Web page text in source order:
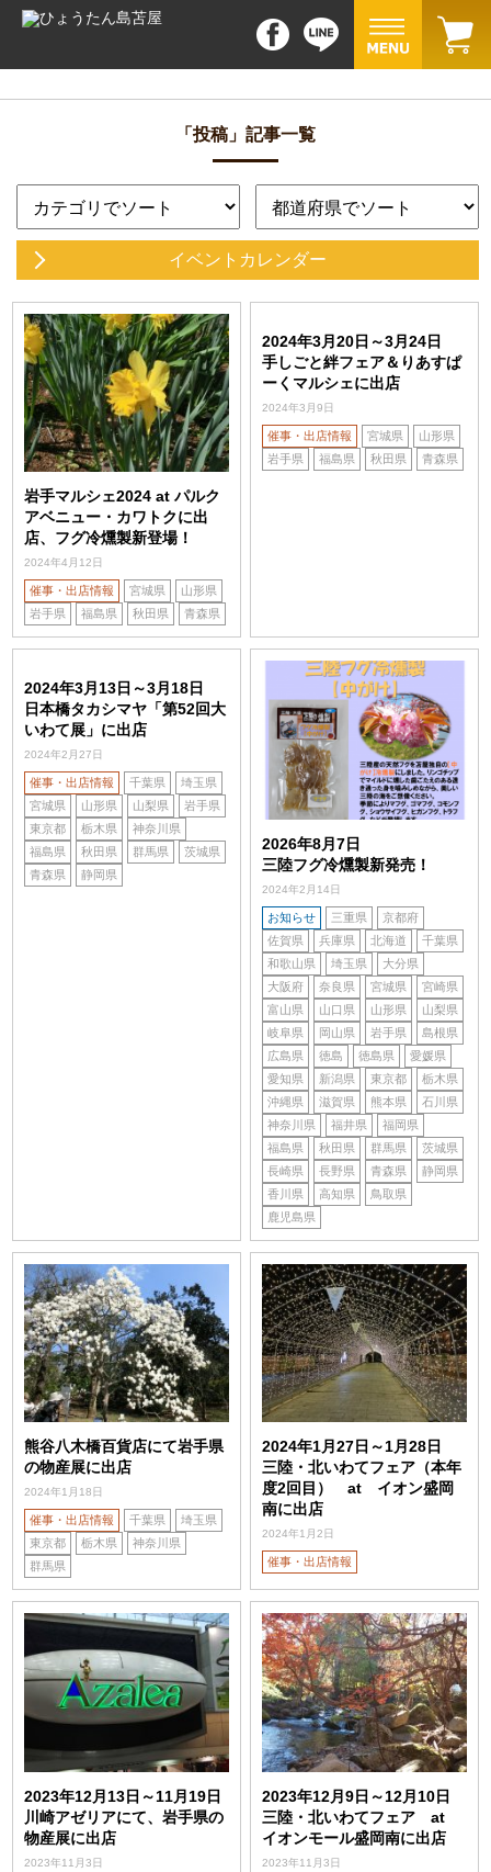
「投稿」記事一覧
イベントカレンダー
岩手マルシェ2024 at パルク
アベニュー・カワトクに出
店、フグ冷燻製新登場！
2024年4月12日
催事・出店情報 宮城県
山形県
岩手県
福島県 秋田県 青森県
2024年3月20日～3月24日
手しごと絆フェア＆りあすぱ
ーくマルシェに出店
2024年3月9日
催事・出店情報 宮城県
山形県
岩手県
福島県 秋田県 青森県
2024年3月13日～3月18日
日本橋タカシマヤ「第52回大
いわて展」に出店
2024年2月27日
催事・出店情報 千葉県
埼玉県
宮城県
山形県 山梨県
岩手県
東京都
栃木県
神奈川県
福島県
秋田県 群馬県
茨城県
青森県
静岡県
2026年8月7日
三陸フグ冷燻製新発売！
2024年2月14日
お知らせ 三重県
京都府
佐賀県
兵庫県 北海道
千葉県
和歌山県
埼玉県
大分県
大阪府
奈良県 宮城県
宮崎県
富山県
山口県 山形県
山梨県
岐阜県
岡山県 岩手県
島根県
広島県
徳島 徳島県
愛媛県
愛知県
新潟県 東京都
栃木県
沖縄県
滋賀県 熊本県
石川県
神奈川県
福井県
福岡県
福島県
秋田県 群馬県
茨城県
長崎県
長野県 青森県
静岡県
香川県
高知県
鳥取県
鹿児島県
熊谷八木橋百貨店にて岩手県
の物産展に出店
2024年1月18日
催事・出店情報 千葉県
埼玉県
東京都
栃木県
神奈川県
群馬県
2024年1月27日～1月28日
三陸・北いわてフェア（本年
度2回目） at イオン盛岡
南に出店
2024年1月2日
催事・出店情報
2023年12月13日～11月19日
川崎アゼリアにて、岩手県の
物産展に出店
2023年11月3日
2023年12月9日～12月10日
三陸・北いわてフェア at
イオンモール盛岡南に出店
2023年11月3日